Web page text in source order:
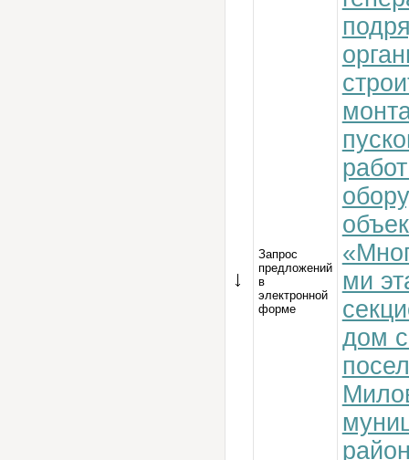
Запрос
предложений
в
электронной
форме
ми
дом